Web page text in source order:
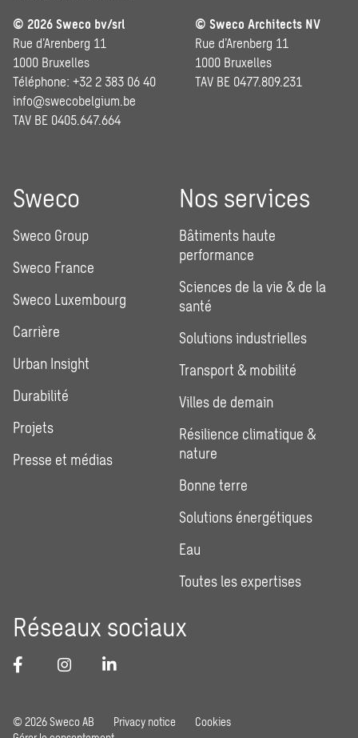
© 2026 Sweco bv/srl
Rue d’Arenberg 11
1000 Bruxelles
Téléphone: +32 2 383 06 40
info@swecobelgium.be
TAV BE 0405.647.664
© Sweco Architects NV
Rue d’Arenberg 11
1000 Bruxelles
TAV BE 0477.809.231
Sweco
Sweco Group
Sweco France
Sweco Luxembourg
Carrière
Urban Insight
Durabilité
Projets
Presse et médias
Nos services
Bâtiments haute
performance
Sciences de la vie & de la
santé
Solutions industrielles
Transport & mobilité
Villes de demain
Résilience climatique &
nature
Bonne terre
Solutions énergétiques
Eau
Toutes les expertises
Réseaux sociaux
© 2026 Sweco AB Privacy notice
Cookies